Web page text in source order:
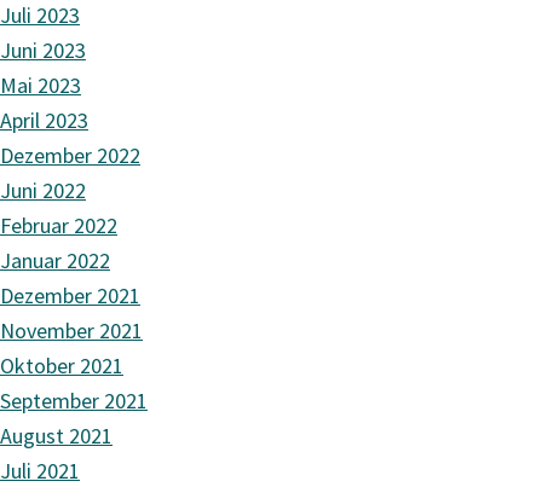
Juli 2023
Juni 2023
Mai 2023
April 2023
Dezember 2022
Juni 2022
Februar 2022
Januar 2022
Dezember 2021
November 2021
Oktober 2021
September 2021
August 2021
Juli 2021